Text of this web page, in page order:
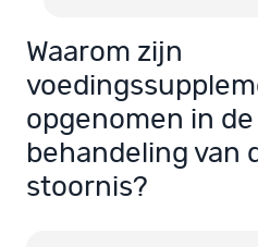
Waarom zijn
opgenomen in
behandeling van
stoornis?